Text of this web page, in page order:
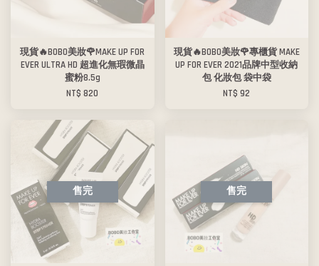
現貨🔥BOBO美妝🌹MAKE UP FOR
EVER ULTRA HD 超進化無瑕微晶
蜜粉8.5g
NT$ 820
現貨🔥BOBO美妝🌹專櫃貨 MAKE
UP FOR EVER 2021品牌中型收納
包 化妝包 袋中袋
NT$ 92
售完 售完